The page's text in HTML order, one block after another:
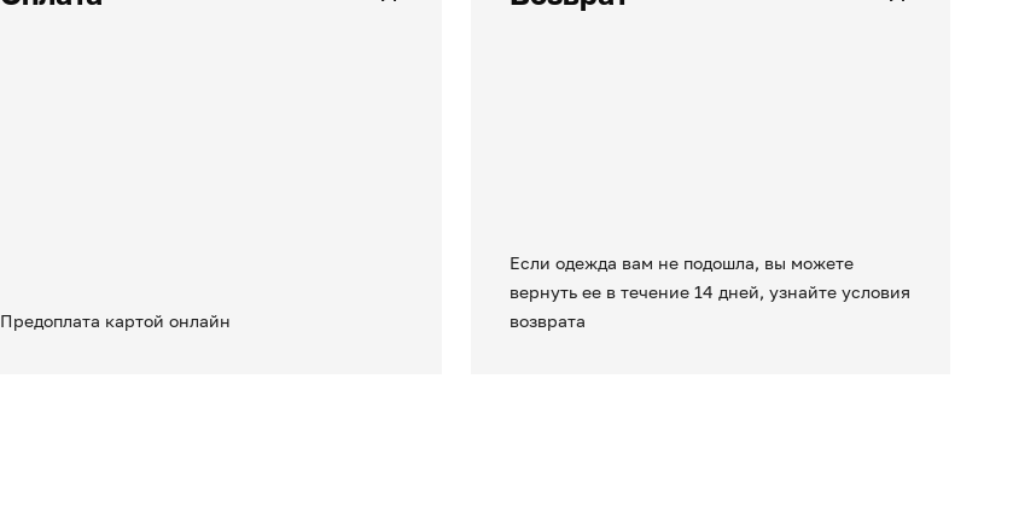
Предоплата картой онлайн
Если одежда вам не подошла, вы можете
вернуть ее в течение 14 дней, узнайте условия
возврата